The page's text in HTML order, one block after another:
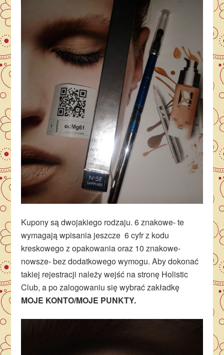
Kupony są dwojakiego rodzaju. 6 znakowe- te
wymagają wpisania jeszcze 6 cyfr z kodu
kreskowego z opakowania oraz 10 znakowe-
nowsze- bez dodatkowego wymogu. Aby dokonać
takiej rejestracji należy wejść na stronę Holistic
Club, a po zalogowaniu się wybrać zakładkę
MOJE KONTO/MOJE PUNKTY.